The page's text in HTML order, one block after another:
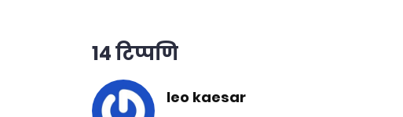
14 टिप्पणि
leo kaesar